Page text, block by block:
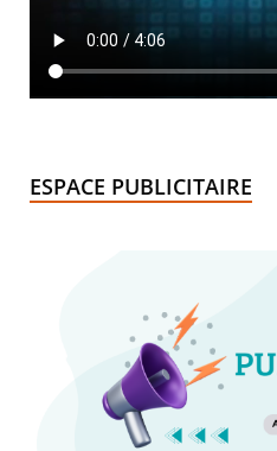
ESPACE PUBLICITAIRE